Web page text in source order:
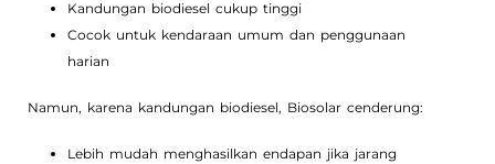
Kandungan biodiesel cukup tinggi
Cocok untuk kendaraan umum dan penggunaan
harian
Namun, karena kandungan biodiesel, Biosolar cenderung:
Lebih mudah menghasilkan endapan jika jarang